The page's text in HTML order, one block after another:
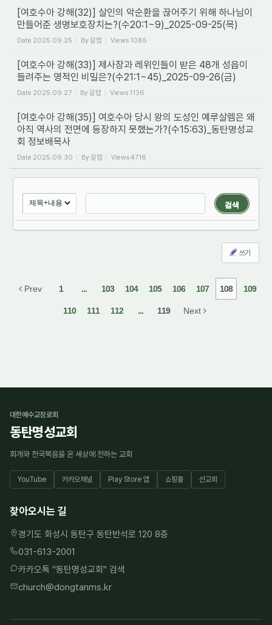
[여호수아 강해(32)] 살인의 악순환을 끊어주기 위해 하나님이
만들어준 생명보호장치는?(수20:1~9)_2025-09-25(목)
Date 2025.09.25 By갈렙 Views 1085
[여호수아 강해(33)] 제사장과 레위인들이 받은 48개 성읍이
들려주는 영적인 비밀은?(수21:1~45)_2025-09-26(금)
Date 2025.09.27 By갈렙 Views 1136
[여호수아 강해(35)] 여호수아 당시 왕의 도성인 예루살렘은 왜
아직 역사의 전면에 등장하지 못했는가?(수15:63)_동탄명성교
회 정보배목사
Date 2025.09.30 By갈렙 Views4718
검색
쓰기
Prev 1 ... 103 104 105 106 107 108 109
110 111 112 ... 119 Next
대한예수교장로회
동탄명성교회
회개와 천국복음을 온 세상에 전하는 교회
YouTube 카카오채널 Play Store 앱 쇼핑몰 선교회
찾아오시는 길
경기도 화성시 동탄구 동탄반석로 120 8층
031-613-2001
카카오톡 "동탄명성교회" 검색
church@dongtanms.kr